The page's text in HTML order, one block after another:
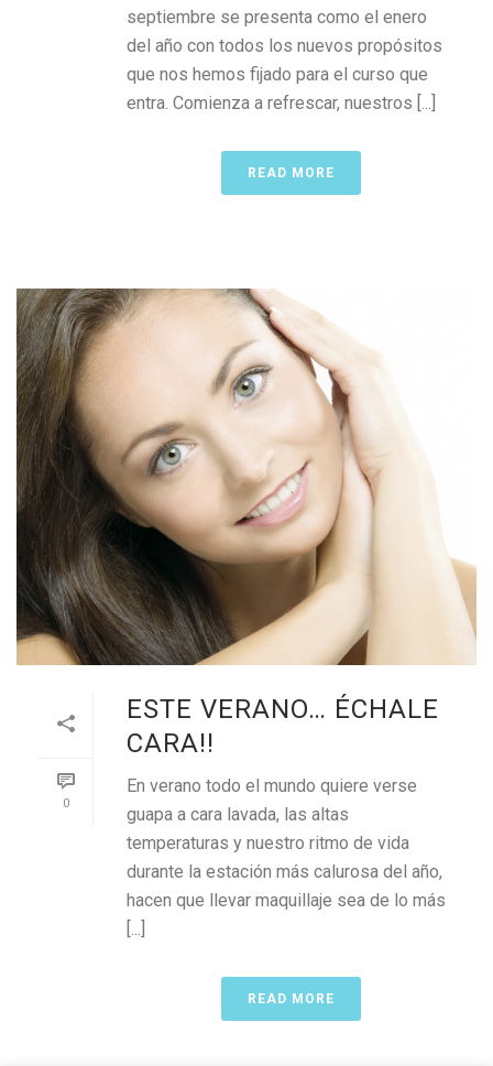
septiembre se presenta como el enero
del año con todos los nuevos propósitos
que nos hemos fijado para el curso que
entra. Comienza a refrescar, nuestros [...]
READ MORE
0
ESTE VERANO… ÉCHALE
CARA!!
En verano todo el mundo quiere verse
guapa a cara lavada, las altas
temperaturas y nuestro ritmo de vida
durante la estación más calurosa del año,
hacen que llevar maquillaje sea de lo más
[...]
READ MORE